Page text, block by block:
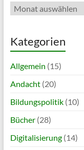
Archiv
Kategorien
Allgemein (15)
Andacht(20)
Bildungspolitik(10)
Bücher(28)
Digitalisierung(14)